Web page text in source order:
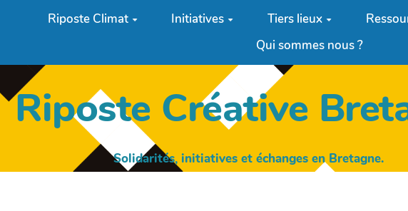
Riposte Climat Initiatives Tiers lieux
Qui sommes nous ?
Riposte Créative
Solidarités, initiatives et échanges en Bretagne.